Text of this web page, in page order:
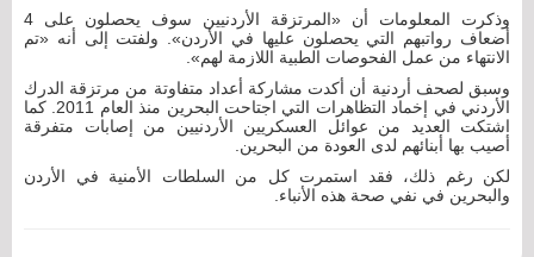
وذكرت المعلومات أن «المرتزقة الأردنيين سوف يحصلون على 4
أضعاف رواتبهم التي يحصلون عليها في الأردن». ولفتت إلى أنه «تم
الانتهاء من عمل الفحوصات الطبية اللازمة لهم».
وسبق لصحف أردنية أن أكدت مشاركة أعداد متفاوتة من مرتزقة الدرك
الأردني في إخماد التظاهرات التي اجتاحت البحرين منذ العام 2011. كما
اشتكت العديد من عوائل العسكريين الأردنيين من إصابات متفرقة
أصيب بها أبنائهم لدى العودة من البحرين.
لكن رغم ذلك، فقد استمرت كل من السلطات الأمنية في الأردن
والبحرين في نفي صحة هذه الأنباء.